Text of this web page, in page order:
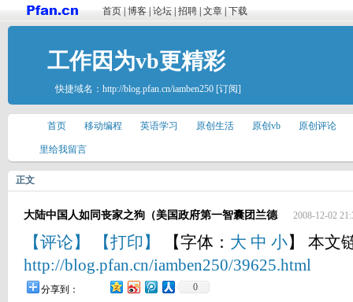
首页 博客 论坛 招聘 文章 下载
工作因为vb更精彩
快捷域名： http://blog.pfan.cn/iamben250 [订阅]
首页 移动编程 英语学习 原创生活 原创vb 原创评论
里给我留言
正文
大陆中国人如同丧家之狗（美国政府第一智囊团兰德 2008-12-02
【评论】 【打印】 【字体： 大 中 小】 本文
http://blog.pfan.cn/iamben250/39625.html
分享到： 0